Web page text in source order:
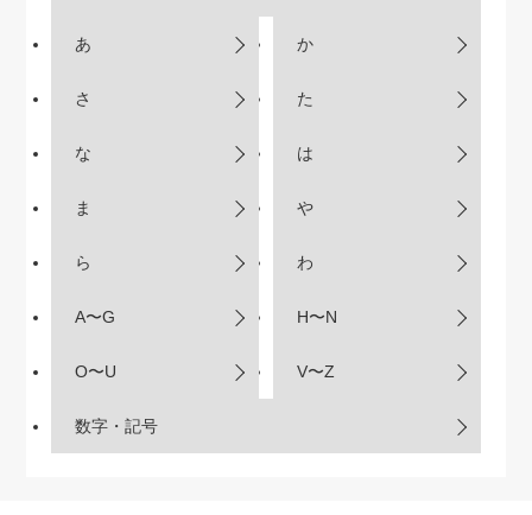
あ か
さ た
な は
ま や
ら わ
A〜G H〜N
O〜U V〜Z
数字・記号